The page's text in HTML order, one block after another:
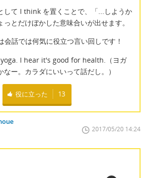
して I think を置くことで、「...しようか
とだけぼかした意味合いが出せます。
話では何気に役立つ言い回しです！
I hear it's good for health.（ヨガ
ー。カラダにいいって話だし。）
役に立った 13
2017/05/20 14:24